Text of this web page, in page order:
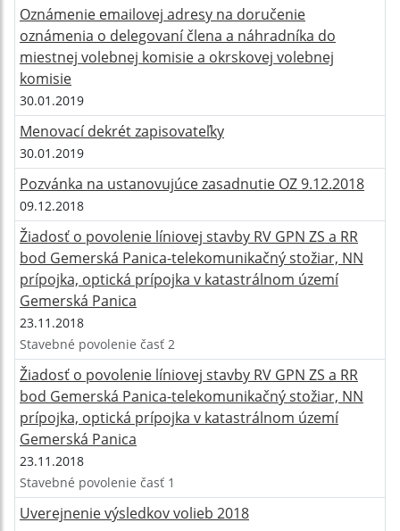
Oznámenie emailovej adresy na doručenie
oznámenia o delegovaní člena a náhradníka do
miestnej volebnej komisie a okrskovej volebnej
komisie
30.01.2019
Menovací dekrét zapisovateľky
30.01.2019
Pozvánka na ustanovujúce zasadnutie OZ 9.12.2018
09.12.2018
Žiadosť o povolenie líniovej stavby RV GPN ZS a RR
bod Gemerská Panica-telekomunikačný stožiar, NN
prípojka, optická prípojka v katastrálnom území
Gemerská Panica
23.11.2018
Stavebné povolenie časť 2
Žiadosť o povolenie líniovej stavby RV GPN ZS a RR
bod Gemerská Panica-telekomunikačný stožiar, NN
prípojka, optická prípojka v katastrálnom území
Gemerská Panica
23.11.2018
Stavebné povolenie časť 1
Uverejnenie výsledkov volieb 2018